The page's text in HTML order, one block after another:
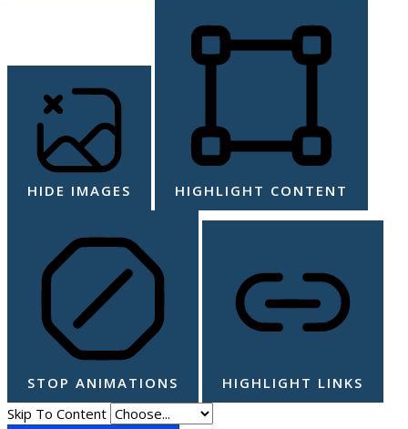
HIDE IMAGES HIGHLIGHT CONTENT
STOP ANIMATIONS
HIGHLIGHT LINKS
Skip To Content